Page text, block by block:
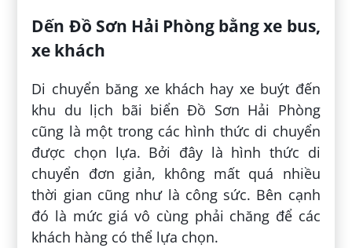
Dến Đồ Sơn Hải Phòng bằng xe bus,
xe khách
Di chuyển băng xe khách hay xe buýt đến
khu du lịch bãi biển Đồ Sơn Hải Phòng
cũng là một trong các hình thức di chuyển
được chọn lựa. Bởi đây là hình thức di
chuyển đơn giản, không mất quá nhiều
thời gian cũng như là công sức. Bên cạnh
đó là mức giá vô cùng phải chăng để các
khách hàng có thể lựa chọn.